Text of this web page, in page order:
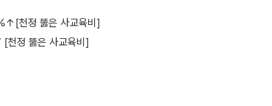
천정 뚫은 사교육비]
[천정 뚫은 사교육비]